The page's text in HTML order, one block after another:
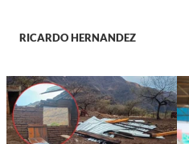
RICARDO HERNANDEZ